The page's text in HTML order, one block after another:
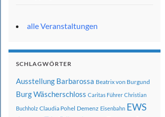
alle Veranstaltungen
SCHLAGWÖRTER
Ausstellung Barbarossa Beatrix von Burgund
Burg Wäscherschloss Caritas Führer Christian
Buchholz Claudia Pohel Demenz Eisenbahn EWS